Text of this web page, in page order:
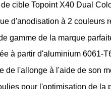
cible Topoint X40 Dual
d'anodisation à 2 couleurs
gamme de la marque
à partir d'aluminium 6061-
de l'allonge à l'aide de son
pour l'optimisation de la